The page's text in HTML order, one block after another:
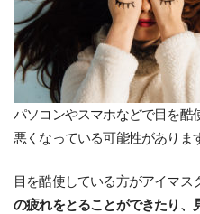
パソコンやスマホなどで目を酷
悪くなっている可能性がありま
目を酷使している方がアイマス
の疲れをとることができたり、